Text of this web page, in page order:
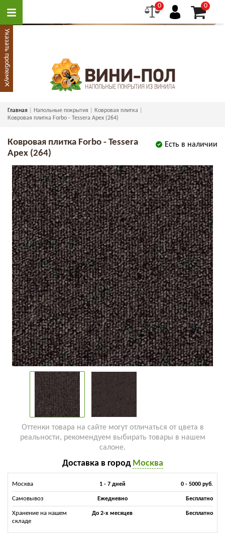
0 0
Главная Напольные покрытия
Ковровая плитка
Ковровая плитка Forbo - Tessera Apex (264)
Есть в наличии
Ковровая плитка Forbo - Tessera
Apex (264)
Оттенки товара на сайте могут отличаться от цвета в
реальности, рекомендуем выбирать товары в нашем
салоне.
Доставка в город Москва
Москва 1 - 7 дней 0 - 5000 руб.
Самовывоз Ежедневно Бесплатно
Хранение на нашем
складе
До 2-х месяцев Бесплатно
Указать проблему
×